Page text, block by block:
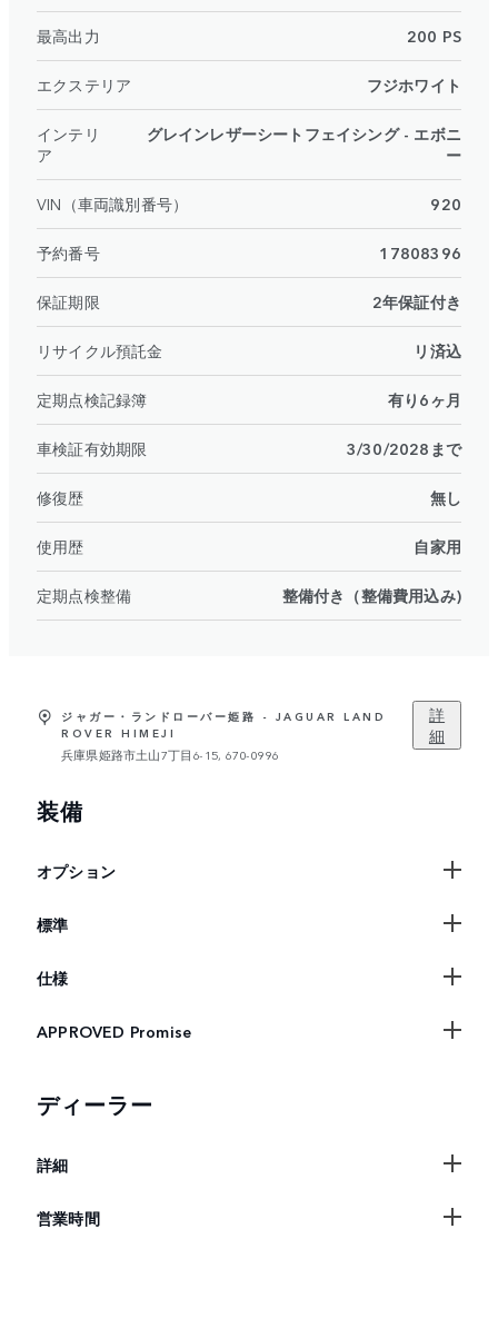
最高出力 200 PS
エクステリア フジホワイト
インテリ
ア
グレインレザーシートフェイシング - エボニ
ー
VIN（車両識別番号） 920
予約番号 17808396
保証期限 2年保証付き
リサイクル預託金 リ済込
定期点検記録簿 有り6ヶ月
車検証有効期限 3/30/2028まで
修復歴 無し
使用歴 自家用
定期点検整備 整備付き（整備費用込み)
ジャガー・ランドローバー姫路 - JAGUAR LAND
ROVER HIMEJI
兵庫県姫路市土山7丁目6-15, 670-0996
詳
細
装備
オプション
標準
仕様
APPROVED Promise
ディーラー
詳細
営業時間